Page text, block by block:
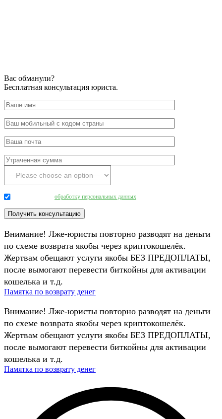
Вас обманули?
Бесплатная консультация юриста.
обработку персональных данных
Внимание! Лже-юристы повторно разводят на деньги
по схеме возврата якобы через криптокошелёк.
Жертвам обещают услуги якобы БЕЗ ПРЕДОПЛАТЫ,
после вымогают перевести биткойны для активации
кошелька и т.д.
Памятка по возврату денег
Внимание! Лже-юристы повторно разводят на деньги
по схеме возврата якобы через криптокошелёк.
Жертвам обещают услуги якобы БЕЗ ПРЕДОПЛАТЫ,
после вымогают перевести биткойны для активации
кошелька и т.д.
Памятка по возврату денег